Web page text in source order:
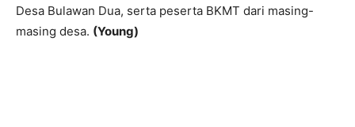
Desa Bulawan Dua, serta peserta BKMT dari masing-
masing desa. (Young)